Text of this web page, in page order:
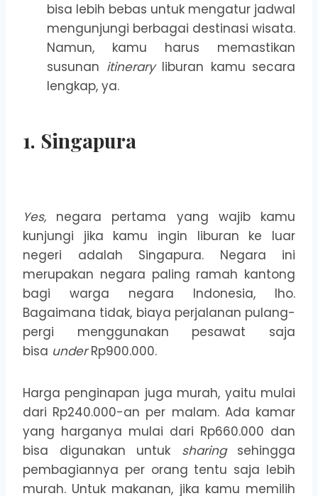
bisa lebih bebas untuk mengatur jadwal
mengunjungi berbagai destinasi wisata.
Namun, kamu harus memastikan
susunan itinerary liburan kamu secara
lengkap, ya.
1. Singapura
Yes, negara pertama yang wajib kamu
kunjungi jika kamu ingin liburan ke luar
negeri adalah Singapura. Negara ini
merupakan negara paling ramah kantong
bagi warga negara Indonesia, lho.
Bagaimana tidak, biaya perjalanan pulang-
pergi menggunakan pesawat saja
bisa underRp900.000.
Harga penginapan juga murah, yaitu mulai
dari Rp240.000-an per malam. Ada kamar
yang harganya mulai dari Rp660.000 dan
bisa digunakan untuk sharingsehingga
pembagiannya per orang tentu saja lebih
murah. Untuk makanan, jika kamu memilih